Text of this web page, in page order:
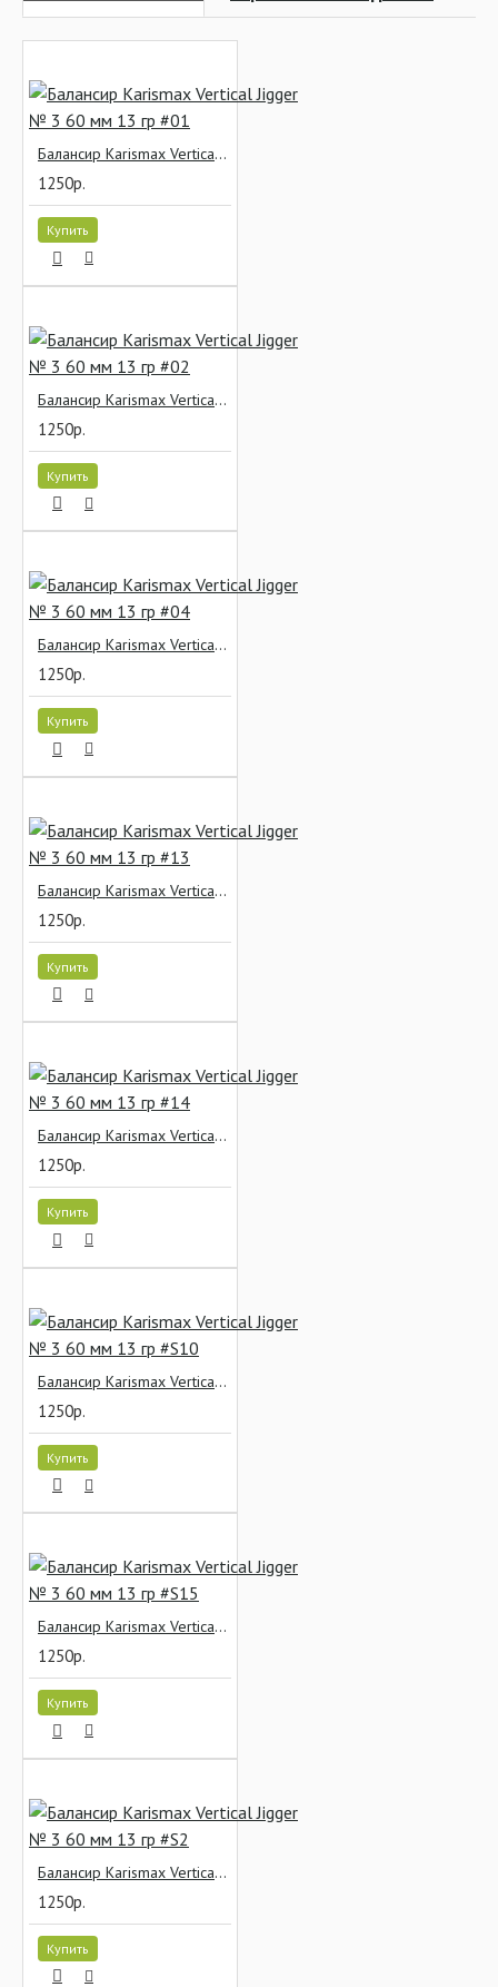
Балансир Karismax Vertical Jigger № 3 60 мм 13 гр #01
1250р.
Купить
Балансир Karismax Vertical Jigger № 3 60 мм 13 гр #02
1250р.
Купить
Балансир Karismax Vertical Jigger № 3 60 мм 13 гр #04
1250р.
Купить
Балансир Karismax Vertical Jigger № 3 60 мм 13 гр #13
1250р.
Купить
Балансир Karismax Vertical Jigger № 3 60 мм 13 гр #14
1250р.
Купить
Балансир Karismax Vertical Jigger № 3 60 мм 13 гр #S10
1250р.
Купить
Балансир Karismax Vertical Jigger № 3 60 мм 13 гр #S15
1250р.
Купить
Балансир Karismax Vertical Jigger № 3 60 мм 13 гр #S2
1250р.
Купить